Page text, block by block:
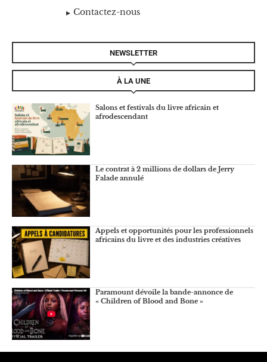
Contactez-nous
NEWSLETTER
À LA UNE
Salons et festivals du livre africain et
afrodescendant
Le contrat à 2 millions de dollars de Jerry
Falade annulé
Appels et opportunités pour les professionnels
africains du livre et des industries créatives
Paramount dévoile la bande-annonce de
« Children of Blood and Bone »